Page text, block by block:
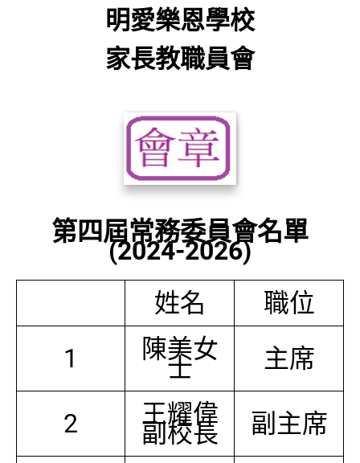
明愛樂恩學校
家長教職員會
第四屆常務委員會名單
(2024-2026)
姓名
職位
1
陳美女
士 主席
2 王耀偉
副校長 副主席